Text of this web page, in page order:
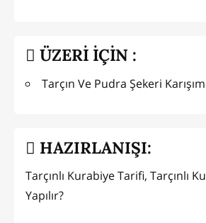
ÜZERİ İÇİN :
Tarçın Ve Pudra Şekeri
HAZIRLANIŞI:
Tarçınlı Kurabiye Tarifi, Tarçınlı
Yapılır?